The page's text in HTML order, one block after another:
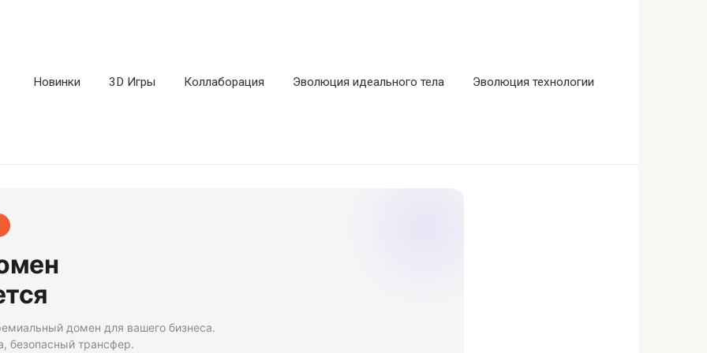
Новинки 3D Игры Коллаборация Эволюция идеального тела Эволюция технологии
домен для вашего бизнеса.
безопасный трансфер.